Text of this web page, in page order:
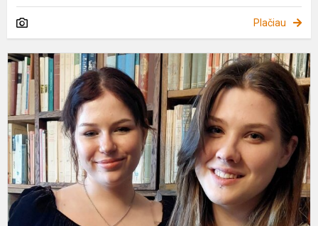
Plačiau